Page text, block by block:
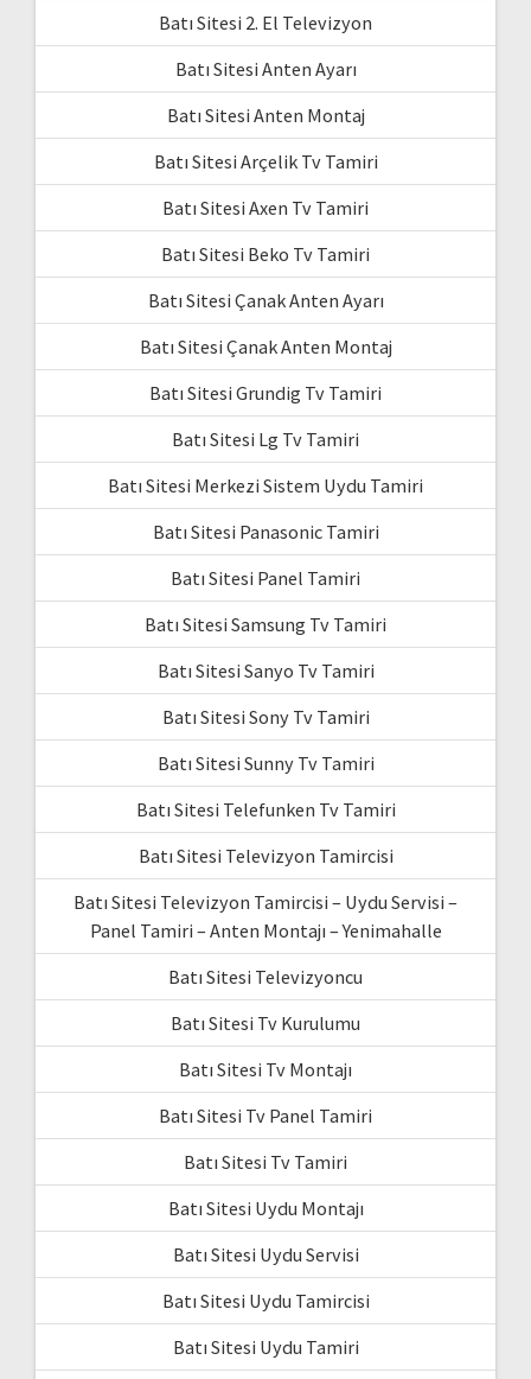
Batı Sitesi 2. El Televizyon
Batı Sitesi Anten Ayarı
Batı Sitesi Anten Montaj
Batı Sitesi Arçelik Tv Tamiri
Batı Sitesi Axen Tv Tamiri
Batı Sitesi Beko Tv Tamiri
Batı Sitesi Çanak Anten Ayarı
Batı Sitesi Çanak Anten Montaj
Batı Sitesi Grundig Tv Tamiri
Batı Sitesi Lg Tv Tamiri
Batı Sitesi Merkezi Sistem Uydu Tamiri
Batı Sitesi Panasonic Tamiri
Batı Sitesi Panel Tamiri
Batı Sitesi Samsung Tv Tamiri
Batı Sitesi Sanyo Tv Tamiri
Batı Sitesi Sony Tv Tamiri
Batı Sitesi Sunny Tv Tamiri
Batı Sitesi Telefunken Tv Tamiri
Batı Sitesi Televizyon Tamircisi
Batı Sitesi Televizyon Tamircisi – Uydu Servisi –
Panel Tamiri – Anten Montajı – Yenimahalle
Batı Sitesi Televizyoncu
Batı Sitesi Tv Kurulumu
Batı Sitesi Tv Montajı
Batı Sitesi Tv Panel Tamiri
Batı Sitesi Tv Tamiri
Batı Sitesi Uydu Montajı
Batı Sitesi Uydu Servisi
Batı Sitesi Uydu Tamircisi
Batı Sitesi Uydu Tamiri